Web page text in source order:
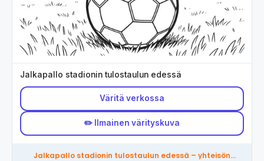
Jalkapallo stadionin tulostaulun edessä
Väritä verkossa
✏️ Ilmainen värityskuva
Jalkapallo stadionin tulostaulun edessä – yhteisön